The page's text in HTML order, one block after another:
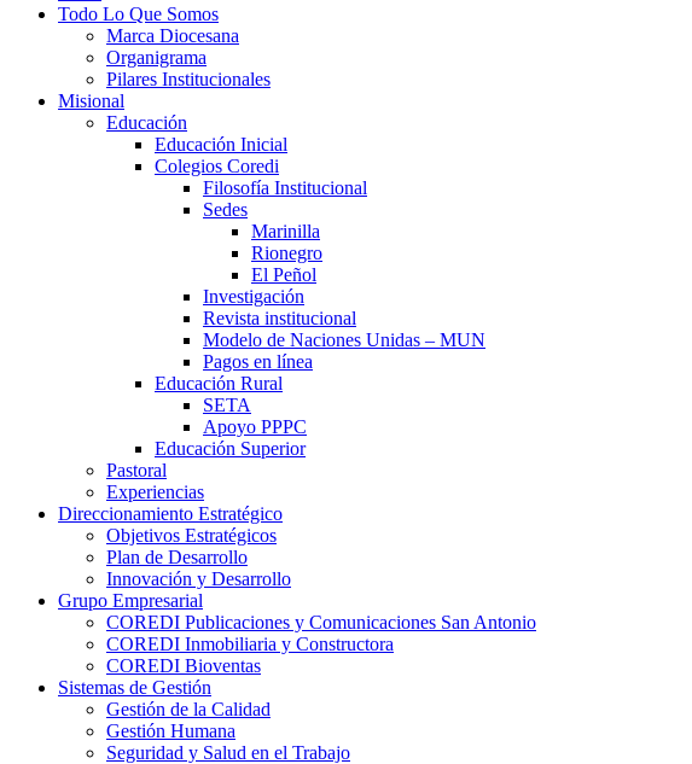
Todo Lo Que Somos
Marca Diocesana
Organigrama
Pilares Institucionales
Misional
Educación
Educación Inicial
Colegios Coredi
Filosofía Institucional
Sedes
Marinilla
Rionegro
El Peñol
Investigación
Revista institucional
Modelo de Naciones Unidas – MUN
Pagos en línea
Educación Rural
SETA
Apoyo PPPC
Educación Superior
Pastoral
Experiencias
Direccionamiento Estratégico
Objetivos Estratégicos
Plan de Desarrollo
Innovación y Desarrollo
Grupo Empresarial
COREDI Publicaciones y Comunicaciones San Antonio
COREDI Inmobiliaria y Constructora
COREDI Bioventas
Sistemas de Gestión
Gestión de la Calidad
Gestión Humana
Seguridad y Salud en el Trabajo